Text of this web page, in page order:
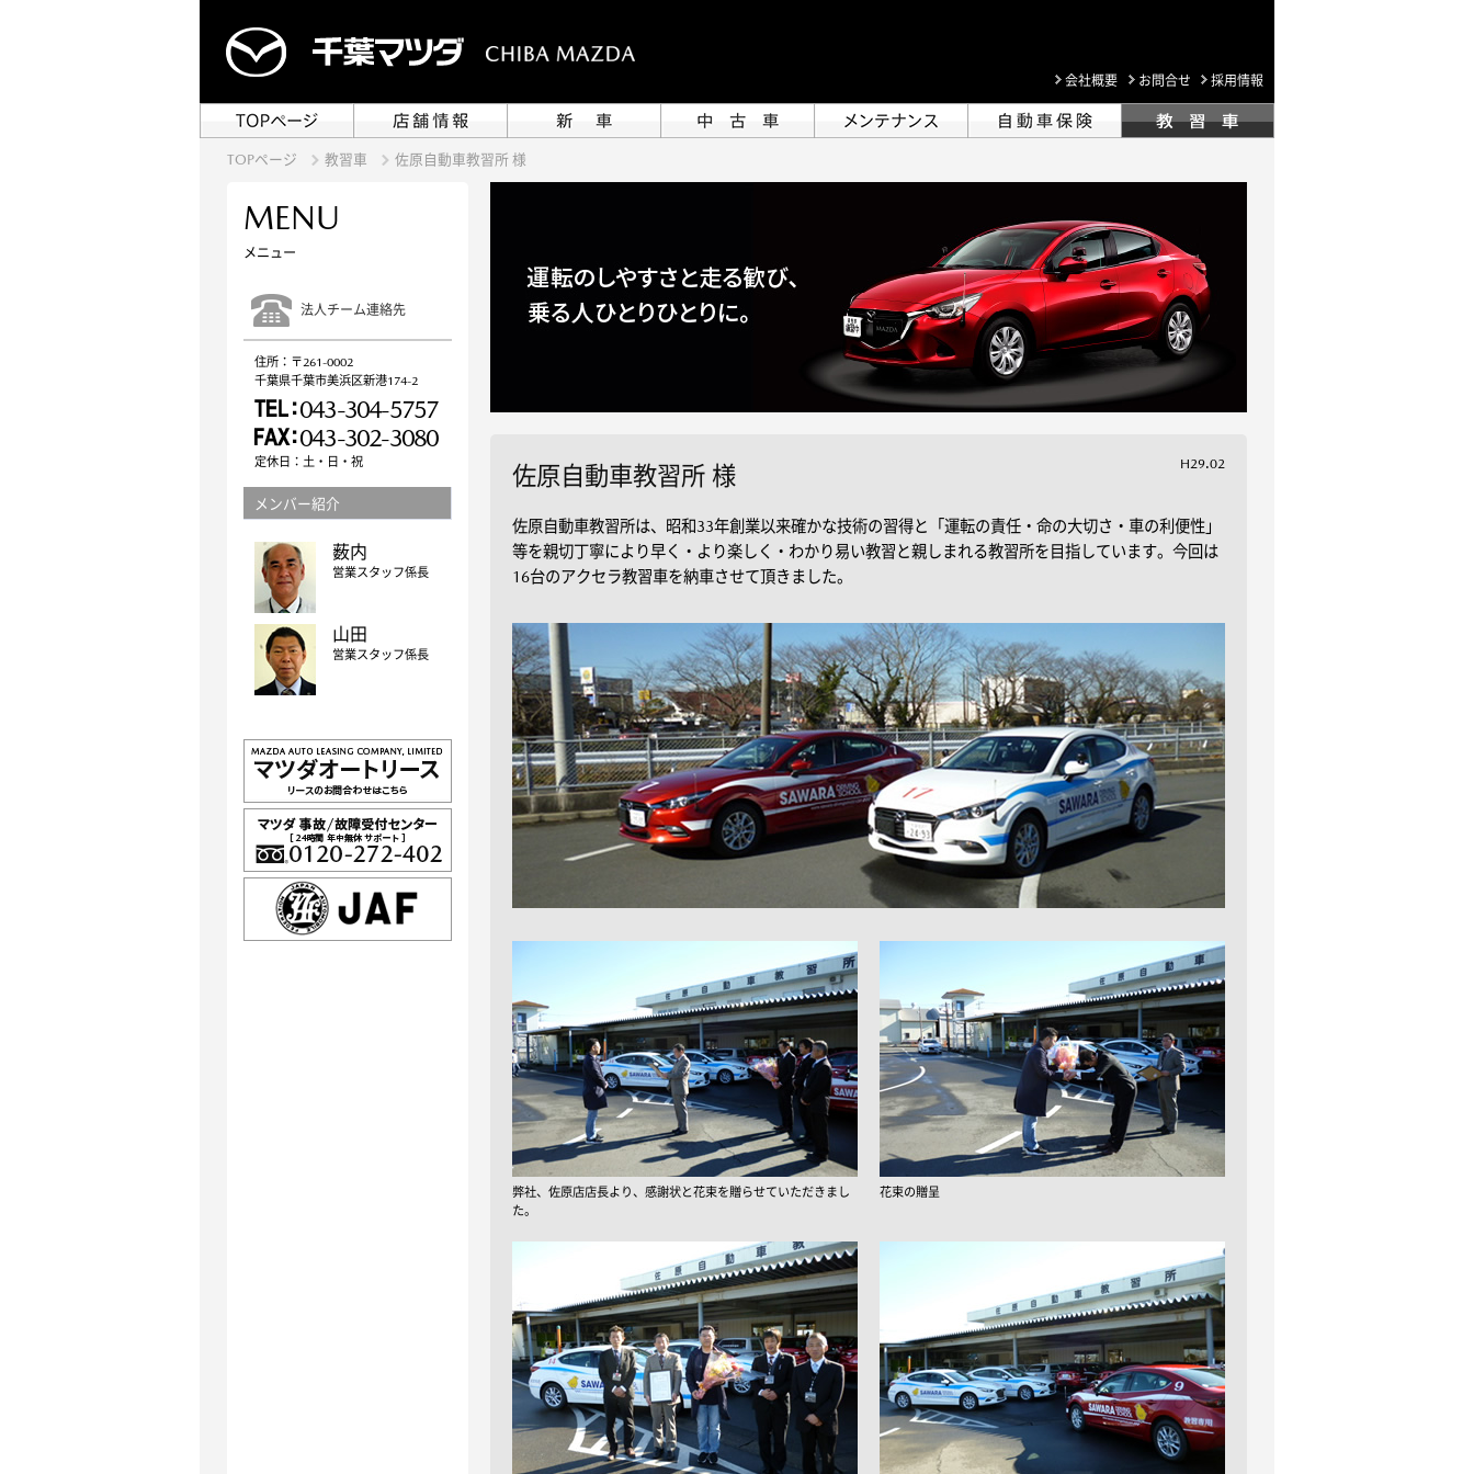
会社概要 お問合せ 採用情報
TOPページ 教習車 佐原自動車教習所 様
佐原自動車教習所 様 H29.02
佐原自動車教習所は、昭和33年創業以来確かな技術の習得と「運転の責任・命の大切さ・車の利便性」
等を親切丁寧により早く・より楽しく・わかり易い教習と親しまれる教習所を目指しています。今回は
16台のアクセラ教習車を納車させて頂きました。
弊社、佐原店店長より、感謝状と花束を贈らせていただきまし
た。
花束の贈呈
MENU
メニュー
法人チーム連絡先
住所：〒261-0002
千葉県千葉市美浜区新港174-2
043-304-5757
043-302-3080
定休日：土・日・祝
メンバー紹介
薮内
営業スタッフ係長
山田
営業スタッフ係長